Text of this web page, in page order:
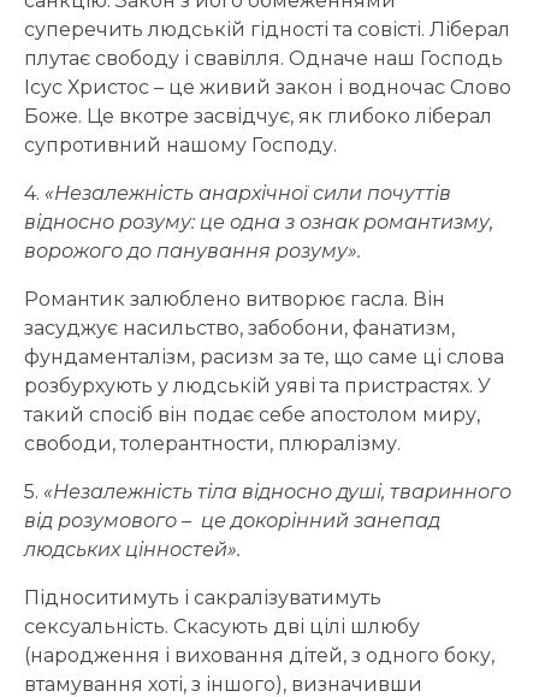
суперечить людській гідності та совісті. Ліберал
плутає свободу і свавілля. Одначе наш Господь
Ісус Христос – це живий закон і водночас Слово
Боже. Це вкотре засвідчує, як глибоко ліберал
супротивний нашому Господу.
4. «Незалежність анархічної сили почуттів
відносно розуму: це одна з ознак романтизму,
ворожого до панування розуму».
Романтик залюблено витворює гасла. Він
засуджує насильство, забобони, фанатизм,
фундаменталізм, расизм за те, що саме ці слова
розбурхують у людській уяві та пристрастях. У
такий спосіб він подає себе апостолом миру,
свободи, толерантности, плюралізму.
5. «Незалежність тіла відносно душі, тваринного
від розумового – це докорінний занепад
людських цінностей».
Підноситимуть і сакралізуватимуть
сексуальність. Скасують дві цілі шлюбу
(народження і виховання дітей, з одного боку,
втамування хоті, з іншого), визначивши